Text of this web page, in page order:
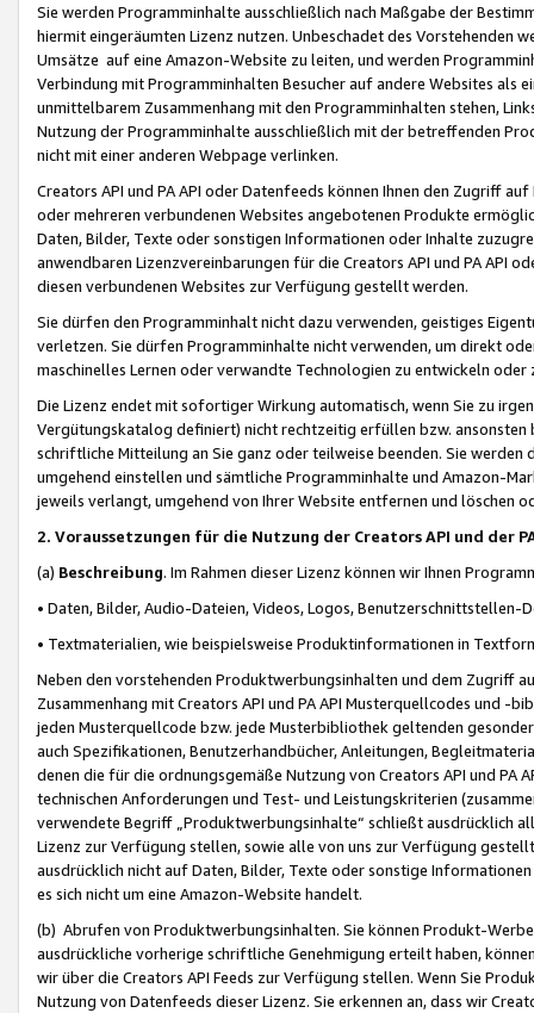
Sie werden Programminhalte ausschließlich nach Maßgabe der
hiermit eingeräumten Lizenz nutzen. Unbeschadet des Vorstehenden
Umsätze auf eine Amazon-Website zu leiten, und werden
Verbindung mit Programminhalten Besucher auf andere Websites als
unmittelbarem Zusammenhang mit den Programminhalten stehen,
Nutzung der Programminhalte ausschließlich mit der betreffenden
nicht mit einer anderen Webpage verlinken.
Creators API und PA API oder Datenfeeds können Ihnen den Zugriff
oder mehreren verbundenen Websites angebotenen Produkte
Daten, Bilder, Texte oder sonstigen Informationen oder Inhalte
anwendbaren Lizenzvereinbarungen für die Creators API und PA API
diesen verbundenen Websites zur Verfügung gestellt werden.
Sie dürfen den Programminhalt nicht dazu verwenden, geistiges
verletzen. Sie dürfen Programminhalte nicht verwenden, um direkt
maschinelles Lernen oder verwandte Technologien zu entwickeln
Die Lizenz endet mit sofortiger Wirkung automatisch, wenn Sie zu
Vergütungskatalog definiert) nicht rechtzeitig erfüllen bzw. ansonsten
schriftliche Mitteilung an Sie ganz oder teilweise beenden. Sie werden
umgehend einstellen und sämtliche Programminhalte und Amazon-
jeweils verlangt, umgehend von Ihrer Website entfernen und löschen
2. Voraussetzungen für die Nutzung der Creators API und der
(a) Beschreibung. Im Rahmen dieser Lizenz können wir Ihnen
• Daten, Bilder, Audio-Dateien, Videos, Logos, Benutzerschnittstellen-
• Textmaterialien, wie beispielsweise Produktinformationen in
Neben den vorstehenden Produktwerbungsinhalten und dem Zugriff
Zusammenhang mit Creators API und PA API Musterquellcodes und
jeden Musterquellcode bzw. jede Musterbibliothek geltenden
auch Spezifikationen, Benutzerhandbücher, Anleitungen,
denen die für die ordnungsgemäße Nutzung von Creators API und PA
technischen Anforderungen und Test- und Leistungskriterien
verwendete Begriff „Produktwerbungsinhalte“ schließt ausdrücklich
Lizenz zur Verfügung stellen, sowie alle von uns zur Verfügung
ausdrücklich nicht auf Daten, Bilder, Texte oder sonstige
es sich nicht um eine Amazon-Website handelt.
(b) Abrufen von Produktwerbungsinhalten. Sie können Produkt-
ausdrückliche vorherige schriftliche Genehmigung erteilt haben,
wir über die Creators API Feeds zur Verfügung stellen. Wenn Sie
Nutzung von Datenfeeds dieser Lizenz. Sie erkennen an, dass wir